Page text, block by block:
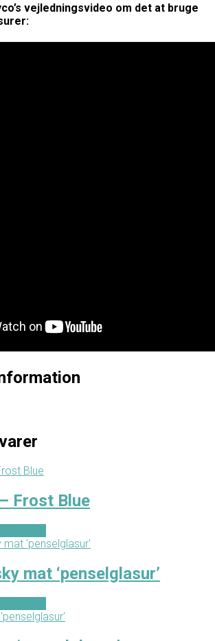
vejledningsvideo om det at bruge
Frost Blue
mat ‘penselglasur’